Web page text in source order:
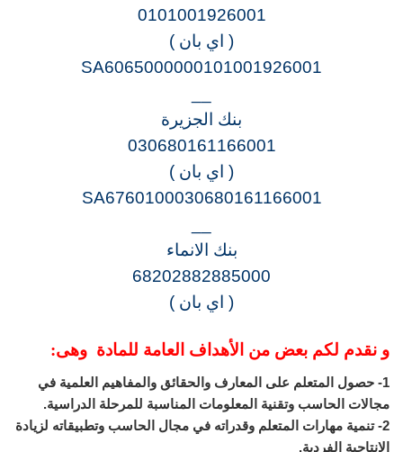
0101001926001
( اي بان )
SA6065000000101001926001
بنك الجزيرة
030680161166001
( اي بان )
SA6760100030680161166001
بنك الانماء
68202882885000
( اي بان )
و نقدم لكم بعض من الأهداف العامة للمادة وهى:
1- حصول المتعلم على المعارف والحقائق والمفاهيم العلمية في
مجالات الحاسب وتقنية المعلومات المناسبة للمرحلة الدراسية.
2- تنمية مهارات المتعلم وقدراته في مجال الحاسب وتطبيقاته لزيادة
الإنتاجية الفردية.